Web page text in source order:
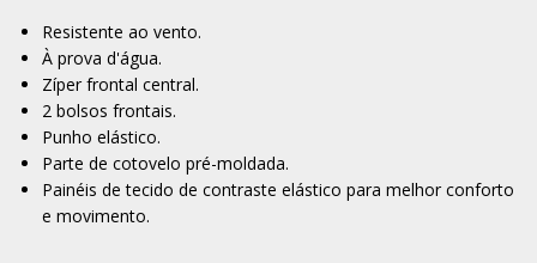
Resistente ao vento.
À prova d'água.
Zíper frontal central.
2 bolsos frontais.
Punho elástico.
Parte de cotovelo pré-moldada.
Painéis de tecido de contraste elástico para melhor conforto
e movimento.